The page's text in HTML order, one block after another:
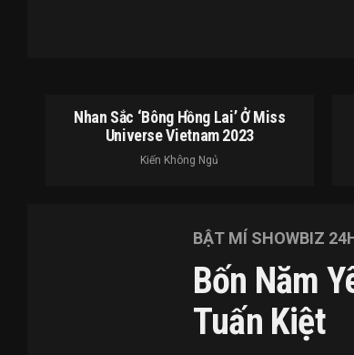
Nhan Sắc ‘bông Hồng Lai’ Ở Miss
Universe Vietnam 2023
Kiến Không Ngủ
BẬT MÍ SHOWBIZ
Bốn Năm
Tuấn Kiệt